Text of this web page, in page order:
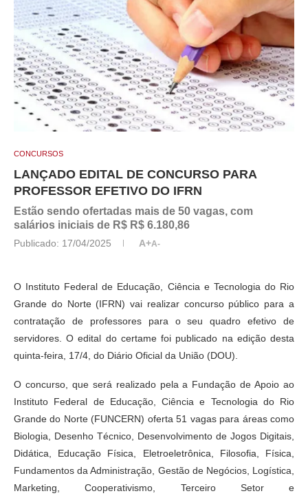
CONCURSOS
LANÇADO EDITAL DE CONCURSO PARA
PROFESSOR EFETIVO DO IFRN
Estão sendo ofertadas mais de 50 vagas, com
salários iniciais de R$ R$ 6.180,86
Publicado: 17/04/2025 A+A-
O Instituto Federal de Educação, Ciência e Tecnologia do Rio
Grande do Norte (IFRN) vai realizar concurso público para a
contratação de professores para o seu quadro efetivo de
servidores. O edital do certame foi publicado na edição desta
quinta-feira, 17/4, do Diário Oficial da União (DOU).
O concurso, que será realizado pela a Fundação de Apoio ao
Instituto Federal de Educação, Ciência e Tecnologia do Rio
Grande do Norte (FUNCERN) oferta 51 vagas para áreas como
Biologia, Desenho Técnico, Desenvolvimento de Jogos Digitais,
Didática, Educação Física, Eletroeletrônica, Filosofia, Física,
Fundamentos da Administração, Gestão de Negócios, Logística,
Marketing, Cooperativismo, Terceiro Setor e